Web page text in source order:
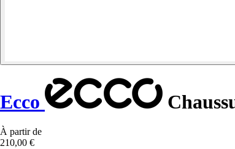
Ecco
À partir de
210,00 €